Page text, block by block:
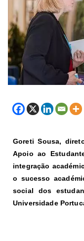
Goreti Sousa,
Apoio ao
integração
o sucesso
social dos
Universidade